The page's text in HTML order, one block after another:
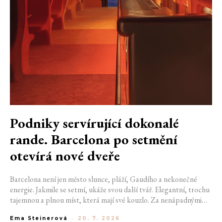
Podniky servírující dokonalé
rande. Barcelona po setmění
otevírá nové dveře
Barcelona není jen město slunce, pláží, Gaudího a nekonečné
energie. Jakmile se setmí, ukáže svou další tvář. Elegantní, trochu
tajemnou a plnou míst, která mají své kouzlo. Za nenápadnými
Ema Steinerová - 20. 7. 2026